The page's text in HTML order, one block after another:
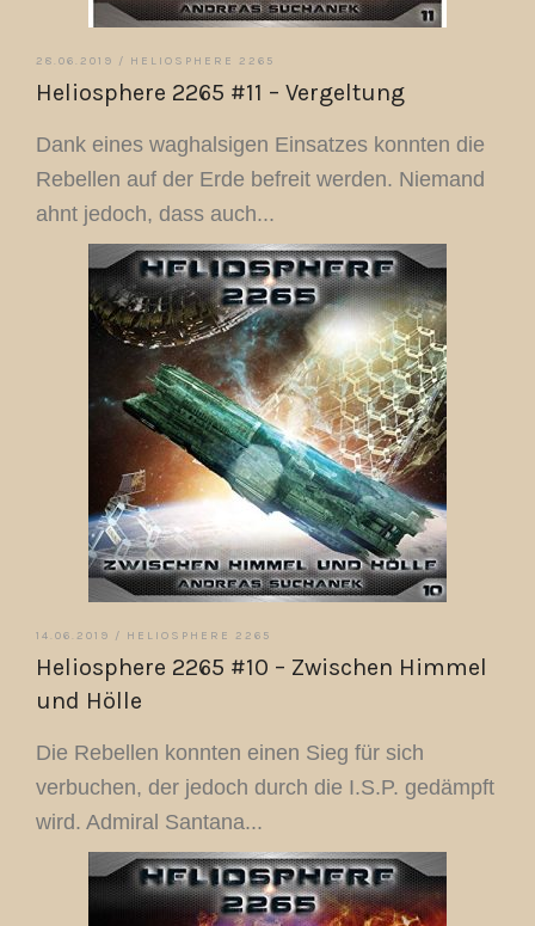
28.06.2019 / HELIOSPHERE 2265
Heliosphere 2265 #11 – Vergeltung
Dank eines waghalsigen Einsatzes konnten die
Rebellen auf der Erde befreit werden. Niemand
ahnt jedoch, dass auch...
14.06.2019 / HELIOSPHERE 2265
Heliosphere 2265 #10 – Zwischen Himmel
und Hölle
Die Rebellen konnten einen Sieg für sich
verbuchen, der jedoch durch die I.S.P. gedämpft
wird. Admiral Santana...